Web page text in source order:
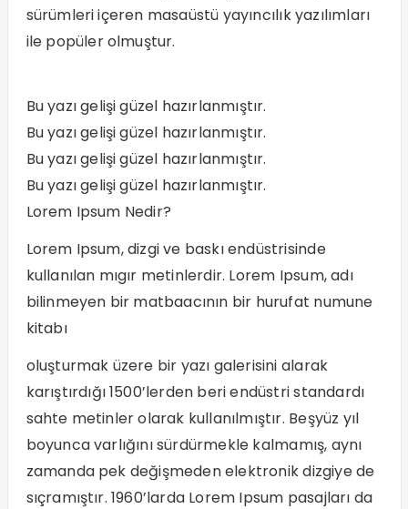
sürümleri içeren masaüstü yayıncılık yazılımları
ile popüler olmuştur.
Bu yazı gelişi güzel hazırlanmıştır.
Bu yazı gelişi güzel hazırlanmıştır.
Bu yazı gelişi güzel hazırlanmıştır.
Bu yazı gelişi güzel hazırlanmıştır.
Lorem Ipsum Nedir?
Lorem Ipsum, dizgi ve baskı endüstrisinde
kullanılan mıgır metinlerdir. Lorem Ipsum, adı
bilinmeyen bir matbaacının bir hurufat numune
kitabı
oluşturmak üzere bir yazı galerisini alarak
karıştırdığı 1500’lerden beri endüstri standardı
sahte metinler olarak kullanılmıştır. Beşyüz yıl
boyunca varlığını sürdürmekle kalmamış, aynı
zamanda pek değişmeden elektronik dizgiye de
sıçramıştır. 1960’larda Lorem Ipsum pasajları da